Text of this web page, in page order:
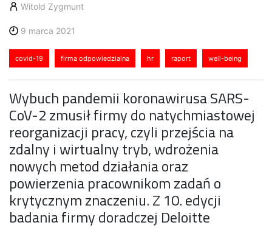
Witold Zygmunt
9 marca 2021
covid-19 firma odpowiedzialna hr raport well-being
Wybuch pandemii koronawirusa SARS-
CoV-2 zmusił firmy do natychmiastowej
reorganizacji pracy, czyli przejścia na
zdalny i wirtualny tryb, wdrożenia
nowych metod działania oraz
powierzenia pracownikom zadań o
krytycznym znaczeniu. Z 10. edycji
badania firmy doradczej Deloitte